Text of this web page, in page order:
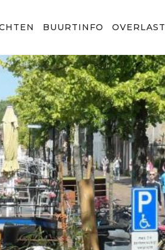
BUURTINFO OVERLAST